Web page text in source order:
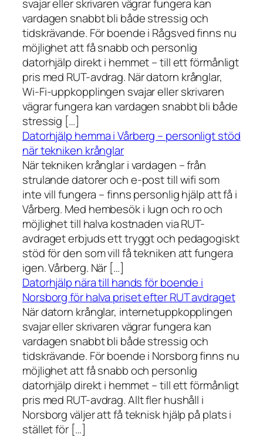
svajar eller skrivaren vägrar fungera kan
vardagen snabbt bli både stressig och
tidskrävande. För boende i Rågsved finns nu
möjlighet att få snabb och personlig
datorhjälp direkt i hemmet – till ett förmånligt
pris med RUT-avdrag. När datorn krånglar,
Wi-Fi-uppkopplingen svajar eller skrivaren
vägrar fungera kan vardagen snabbt bli både
stressig […]
Datorhjälp hemma i Vårberg – personligt stöd
när tekniken krånglar
När tekniken krånglar i vardagen – från
strulande datorer och e-post till wifi som
inte vill fungera – finns personlig hjälp att få i
Vårberg. Med hembesök i lugn och ro och
möjlighet till halva kostnaden via RUT-
avdraget erbjuds ett tryggt och pedagogiskt
stöd för den som vill få tekniken att fungera
igen. Vårberg. När […]
Datorhjälp nära till hands för boende i
Norsborg för halva priset efter RUT avdraget
När datorn krånglar, internetuppkopplingen
svajar eller skrivaren vägrar fungera kan
vardagen snabbt bli både stressig och
tidskrävande. För boende i Norsborg finns nu
möjlighet att få snabb och personlig
datorhjälp direkt i hemmet – till ett förmånligt
pris med RUT-avdrag. Allt fler hushåll i
Norsborg väljer att få teknisk hjälp på plats i
stället för […]